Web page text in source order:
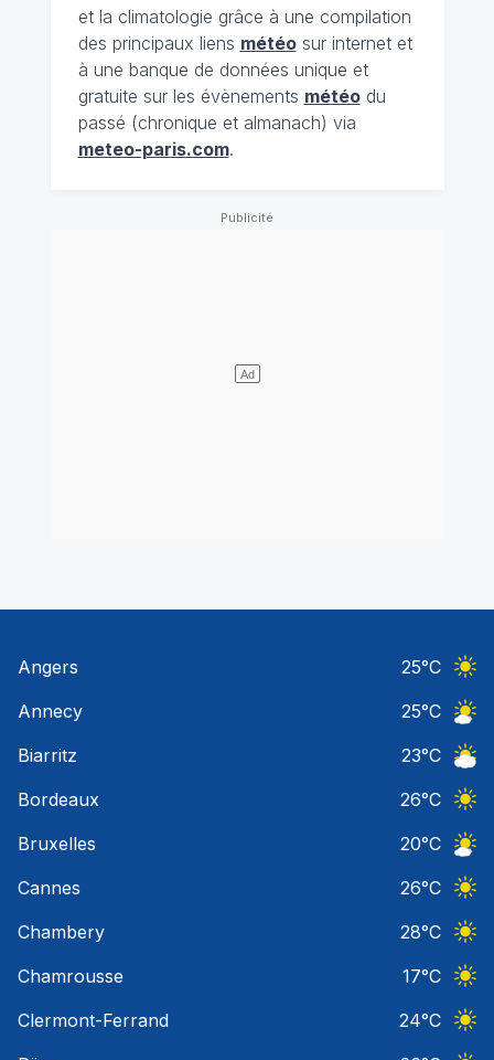
et la climatologie grâce à une compilation
des principaux liens météosur internet et
à une banque de données unique et
gratuite sur les évènements météodu
passé (chronique et almanach) via
meteo-paris.com.
Angers 25°C
Annecy
25°C
Biarritz
23°C
Bordeaux
26°C
Bruxelles
20°C
Cannes
26°C
Chambery
28°C
Chamrousse
17°C
Clermont-Ferrand
24°C